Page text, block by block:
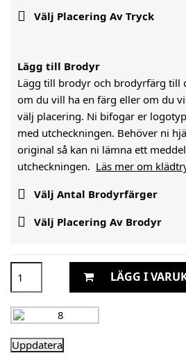
 Välj Placering Av Tryck
Lägg till Brodyr
Lägg till brodyr och brodyrfärg till
om du vill ha en färg eller om du
välj placering. Ni bifogar er
med utcheckningen. Behöver ni
original så kan ni lämna ett
utcheckningen. Läs mer om
 Välj Antal Brodyrfärger
 Välj Placering Av Brodyr
LÄGG I